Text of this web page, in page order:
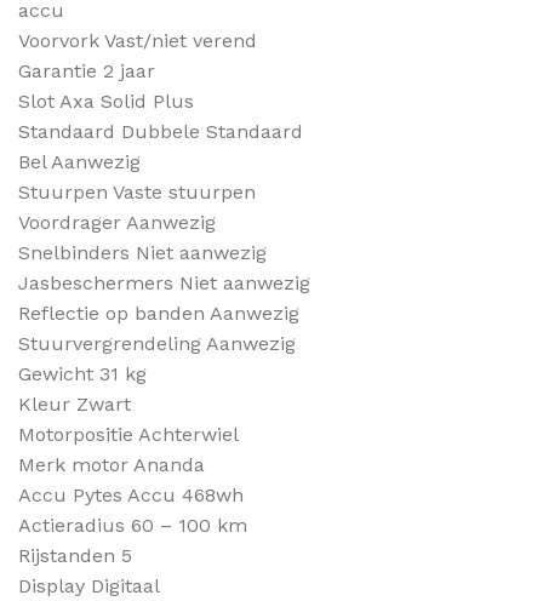
accu
Voorvork Vast/niet verend
Garantie 2 jaar
Slot Axa Solid Plus
Standaard Dubbele Standaard
Bel Aanwezig
Stuurpen Vaste stuurpen
Voordrager Aanwezig
Snelbinders Niet aanwezig
Jasbeschermers Niet aanwezig
Reflectie op banden Aanwezig
Stuurvergrendeling Aanwezig
Gewicht 31 kg
Kleur Zwart
Motorpositie Achterwiel
Merk motor Ananda
Accu Pytes Accu 468wh
Actieradius 60 – 100 km
Rijstanden 5
Display Digitaal